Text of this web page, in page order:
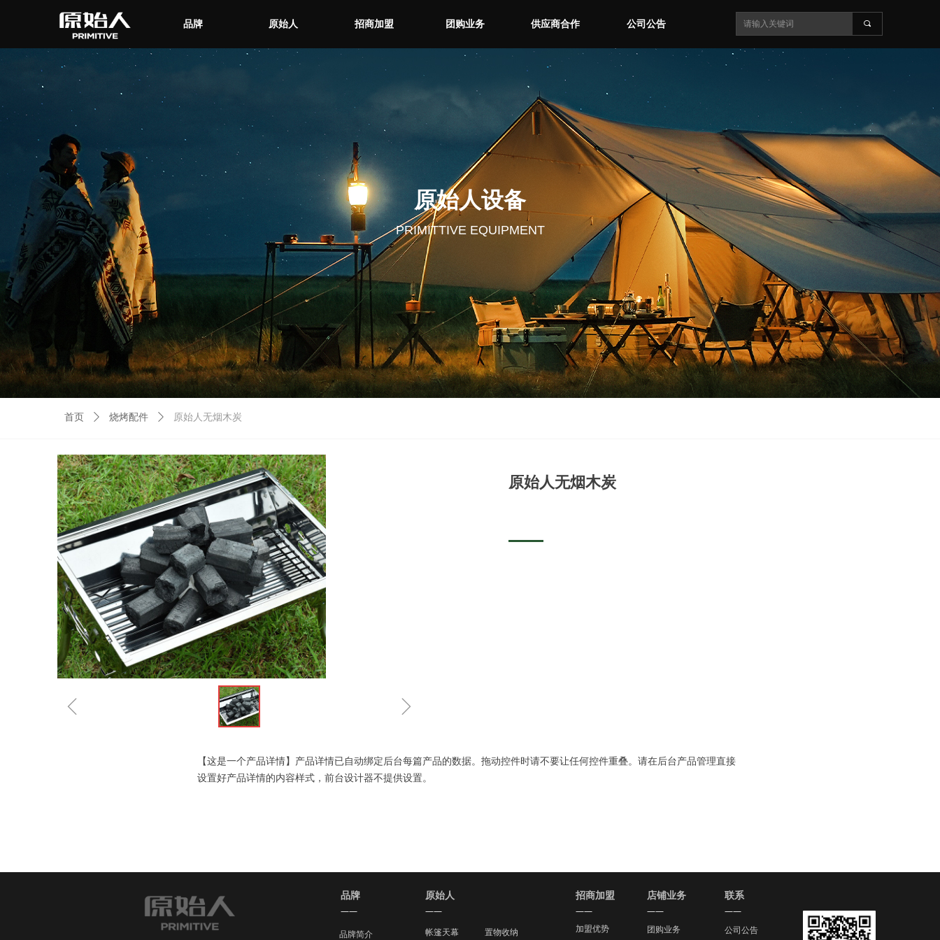
品牌 原始人
原始人
招商加盟
招商加盟
团购业务 供应商合作 公司公告 끠
首页 ꄲ 烧烤配件 ꄲ 原始人无烟木炭
ꁆ ꁇ
原始人无烟木炭
【这是一个产品详情】产品详情已自动绑定后台每篇产品的数据。拖动控件时请不要让任何控件重叠。请在后台产品管理直接
设置好产品详情的内容样式，前台设计器不提供设置。
原始人设备
PRIMITTIVE EQUIPMENT
原始人
——
帐篷天幕 置物收纳
品牌
——
品牌简介
联系
——
公司公告
店铺业务
——
团购业务
招商加盟
——
加盟优势